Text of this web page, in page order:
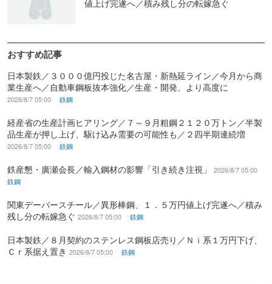
値上げ完遂へ／積み残し分の転嫁急ぐ
おすすめ記事
日本製鉄／３０００億円投じた名古屋・新熱延ライン／今月から商
業生産へ／自動車鋼板抜本強化／生産・開発、より高度に
2026/8/7 05:00 鉄鋼
経産省の生産計画ヒアリング／７～９月粗鋼２１２０万トン／半製
品生産が押し上げ、駆け込み需要の可能性も／２四半期連続増
2026/8/7 05:00 鉄鋼
鉄産懇・廣瀬会長／輸入鋼材の影響「引き続き注視」
2026/8/7 05:00
鉄鋼
関東デーバースチール／異形棒鋼、１．５万円値上げ完遂へ／積み
残し分の転嫁急ぐ 2026/8/7 05:00 鉄鋼
日本製鉄／８月契約のステンレス鋼板店売り／Ｎｉ系１万円下げ、
Ｃｒ系据え置き 2026/8/7 05:00 鉄鋼